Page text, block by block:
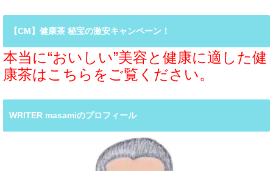
【CM】健康茶 秘宝の激安キャンペーン！
本当に“おいしい”美容と健康に適した健
康茶はこちらをご覧ください。
WRITER masamiのプロフィール